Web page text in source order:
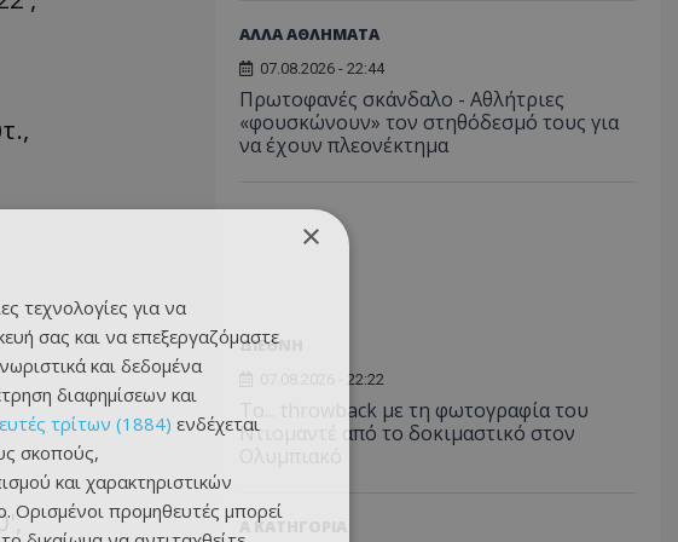
ΑΛΛΑ ΑΘΛΗΜΑΤΑ
07.08.2026 - 22:44
Πρωτοφανές σκάνδαλο - Aθλήτριες
«φουσκώνουν» τον στηθόδεσμό τους για
να έχουν πλεονέκτημα
ΔΙΕΘΝΗ
07.08.2026 - 22:22
Το... throwback με τη φωτογραφία του
Ντιομαντέ από το δοκιμαστικό στον
Α ΚΑΤΗΓΟΡΙΑ
×
τεχνολογίες για να
σας και να επεξεργαζόμαστε
και δεδομένα
διαφημίσεων και
τρίτων (1884) ενδέχεται
σκοπούς,
και χαρακτηριστικών
Ορισμένοι προμηθευτές μπορεί